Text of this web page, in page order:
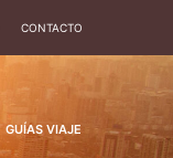
CONTACTO
GUÍAS VIAJE